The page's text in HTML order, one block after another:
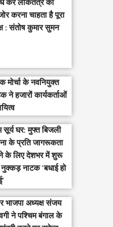
कर लोकतंत्र को
करना चाहता है पूरा
: संतोष कुमार सुमन
मोर्चा के नवनियुक्त
ने हजारों कार्यकर्ताओं
सूर्य घर: मुफ्त बिजली
के प्रति जागरूकता
के लिए देशभर में शुरू
नाटक ‘बधाई हो
भाजपा अध्यक्ष संजय
ने पश्चिम बंगाल के